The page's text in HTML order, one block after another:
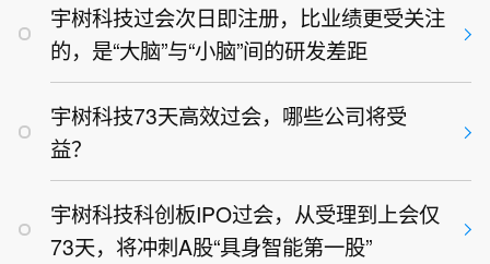
宇树科技过会次日即注册，比业绩更受关注
的，是“大脑”与“小脑”间的研发差距
宇树科技73天高效过会，哪些公司将受
益？
宇树科技科创板IPO过会，从受理到上会仅
73天，将冲刺A股“具身智能第一股”